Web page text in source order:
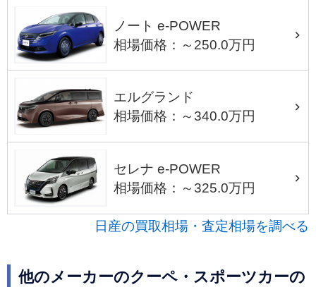
ノート e-POWER
相場価格：～250.0万円
エルグランド
相場価格：～340.0万円
セレナ e-POWER
相場価格：～325.0万円
日産の買取相場・査定相場を調べる
他のメーカーのクーペ・スポーツカーの